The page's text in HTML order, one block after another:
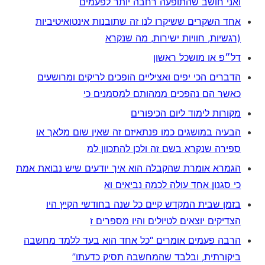
אחד השקרים ששיקרו לנו זה שתובנות אינטואיטיביות
(רגשיות, חוויות ישירות, מה שנקרא
דל״פ או מושכל ראשון
הדברים הכי יפים ואציליים הופכים לריקים ומרושעים
כאשר הם נהפכים ממהותם למסמנים כי
מקורות לימוד ליום הכיפורים
הבעיה במושגים כמו פנתאיזם זה שאין שום מלאך או
ספירה שנקרא בשם זה ולכן להתכוון למ
הגמרא אומרת שהקבלה הוא איך יודעים שיש נבואת אמת
כי סגנון אחד עולה לכמה נביאים וא
בזמן שבית המקדש קיים כל שנה בחודשי הקיץ היו
הצדיקים יוצאים לטיולים והיו מספרים ז
הרבה פעמים אומרים “כל אחד הוא בעד ללמד מחשבה
ביקורתית, ובלבד שהמחשבה תסיק כדעתו”